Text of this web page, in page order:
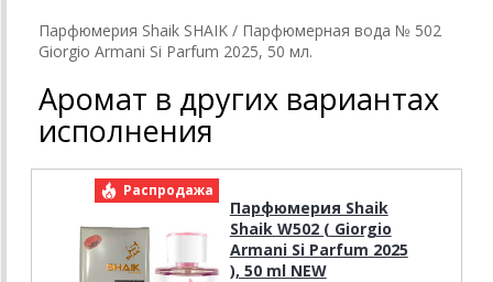
Парфюмерия Shaik SHAIK / Парфюмерная вода № 502
Giorgio Armani Si Parfum 2025, 50 мл.
Аромат в других вариантах
исполнения
Распродажа
Парфюмерия Shaik
Shaik W502 ( Giorgio
Armani Si Parfum 2025
), 50 ml NEW